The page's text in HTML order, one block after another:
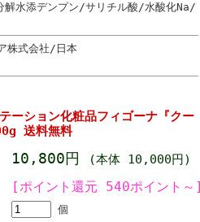
水添デンプン/サリチル酸/水酸化Na/
株式会社/日本
ーション化粧品フィゴーナ『クー
送料無料
10,800円 (本体 10,000円)
[ポイント還元 540ポイント～]
個